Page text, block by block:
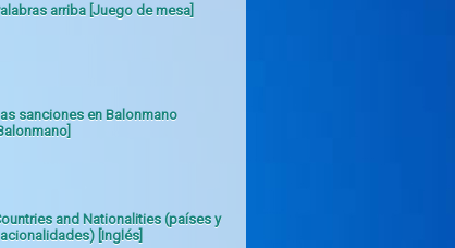
arriba [Juego de mesa]
sanciones en Balonmano
and Nationalities (países y
[Inglés]